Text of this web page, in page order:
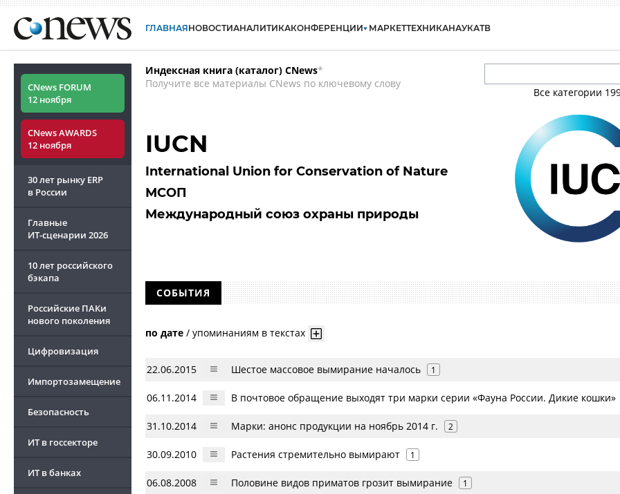
ГЛАВНАЯНОВОСТИАНАЛИТИКАКОНФЕРЕНЦИИ МАРКЕТТЕХНИКАНАУКАТВ
CNews FORUM
12 ноября
CNews AWARDS
12 ноября
30 лет рынку ERP
в России
Главные
ИТ-сценарии 2026
10 лет российского
бэкапа
Российские ПАКи
нового поколения
Цифровизация
Импортозамещение
Безопасность
ИТ в госсекторе
ИТ в банках
Индексная книга (каталог) CNews*
Получите все материалы CNews по ключевому слову
Все категории
IUCN
International Union for Conservation of Nature
МСОП
Международный союз охраны природы
СОБЫТИЯ
по дате / упоминаниям в текстах
22.06.2015 Шестое массовое вымирание началось 1
06.11.2014 В почтовое обращение выходят три марки серии «Фауна России. Дикие кошки»
31.10.2014 Марки: анонс продукции на ноябрь 2014 г. 2
30.09.2010 Растения стремительно вымирают 1
06.08.2008 Половине видов приматов грозит вымирание 1